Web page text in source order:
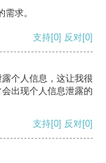
求。
支持[0] 反对[0]
个人信息，这让我很
出现个人信息泄露的
支持[0] 反对[0]